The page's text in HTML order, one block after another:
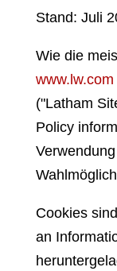
Stand: Juli
Wie die
www.lw.com
("Latham
Policy
Cookies
an